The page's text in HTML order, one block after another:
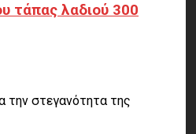
τάπας λαδιού 300
την στεγανότητα της